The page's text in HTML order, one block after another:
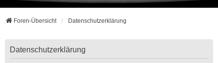
Foren-Übersicht Datenschutzerklärung
Datenschutzerklärung